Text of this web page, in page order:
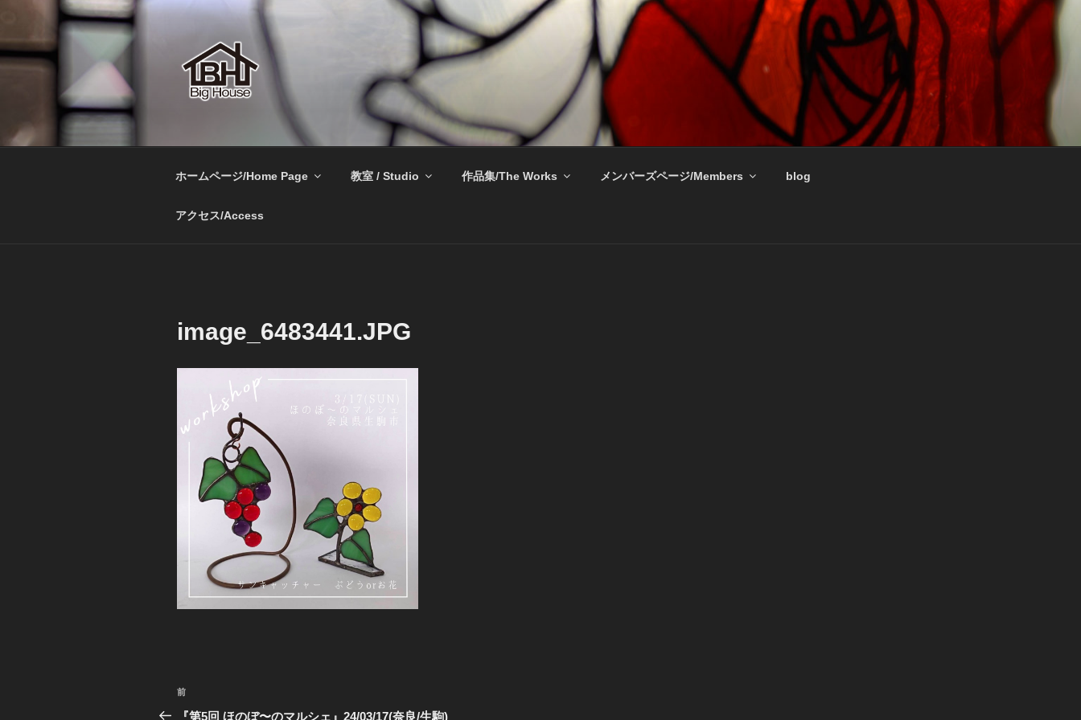
テ
ン
キ
BIGHOUSE
ステンドグラス工房 大家勝 奈良 生駒 新石切 教室
ホームページ/Home Page 教室 / Studio 作品集/The Works メンバーズページ/Members blog
アクセス/Access
image_6483441.JPG
投
稿
前
の
前
『第5回 ほのぼ〜のマルシェ』24/03/17(奈良/生駒)